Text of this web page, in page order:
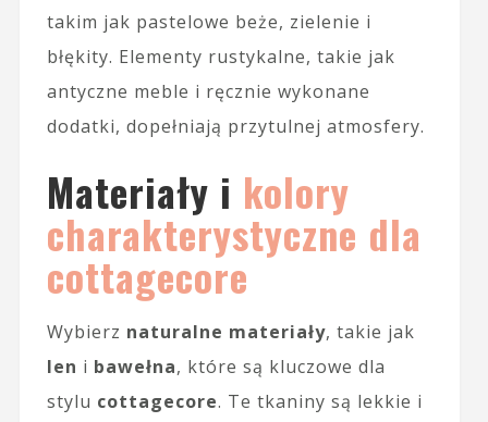
takim jak pastelowe beże, zielenie i
błękity. Elementy rustykalne, takie jak
antyczne meble i ręcznie wykonane
dodatki, dopełniają przytulnej atmosfery.
Materiały i kolory
charakterystyczne dla
cottagecore
Wybierz naturalne materiały, takie jak
len i bawełna, które są kluczowe dla
stylu cottagecore. Te tkaniny są lekkie i